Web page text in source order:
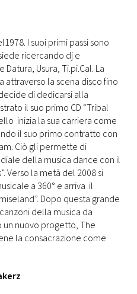
I suoi primi passi sono
ricercando dj e
Usura, Ti.pi.Cal. La
attraverso la scena disco fino
di dedicarsi alla
il suo primo CD “Tribal
inizia la sua carriera come
il suo primo contratto con
Ciò gli permette di
della musica dance con il
Verso la metà del 2008 si
a 360° e arriva il
Dopo questa grande
della musica da
nuovo progetto, The
la consacrazione come